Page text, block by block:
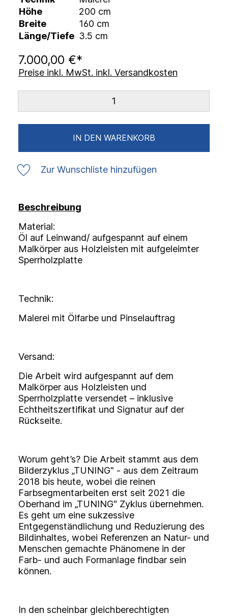
Höhe
200 cm
Breite
160 cm
Länge/Tiefe 3.5 cm
7.000,00 €*
Preise inkl. MwSt. inkl. Versandkosten
IN DEN WARENKORB
Zur Wunschliste hinzufügen
Beschreibung
Material:
Öl auf Leinwand/ aufgespannt auf einem
Malkörper aus Holzleisten mit aufgeleimter
Sperrholzplatte
Technik:
Malerei mit Ölfarbe und Pinselauftrag
Versand:
Die Arbeit wird aufgespannt auf dem
Malkörper aus Holzleisten und
Sperrholzplatte versendet – inklusive
Echtheitszertifikat und Signatur auf der
Rückseite.
Worum geht’s? Die Arbeit stammt aus dem
Bilderzyklus „TUNING" - aus dem Zeitraum
2018 bis heute, wobei die reinen
Farbsegmentarbeiten erst seit 2021 die
Oberhand im „TUNING“ Zyklus übernehmen.
Es geht um eine sukzessive
Entgegenständlichung und Reduzierung des
Bildinhaltes, wobei Referenzen an Natur- und
Menschen gemachte Phänomene in der
Farb- und auch Formanlage findbar sein
können.
In den scheinbar gleichberechtigten